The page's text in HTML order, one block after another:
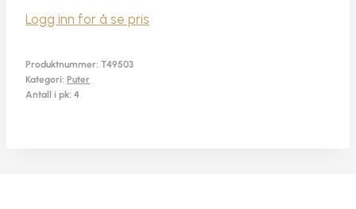
Logg inn for å se pris
Produktnummer: T49503
Kategori: Puter
Antall i pk: 4